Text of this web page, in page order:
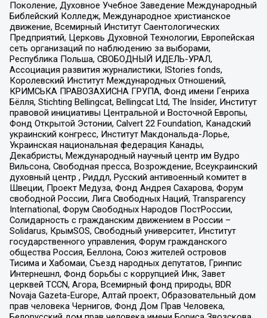
Поколение, Духовное Учебное Заведение Международный
Библейский Колледж, Международное христианское
движение, Всемирный Институт Саентологических
Предприятий, Церковь Духовной Технологии, Европейская
сеть организаций по наблюдению за выборами,
Республика Польша, СВОБОДНЫЙ ИДЕЛЬ-УРАЛ,
Ассоциация развития журналистики, IStories fonds,
Королевский Институт Международных Отношений,
КРИМСЬКА ПРАВОЗАХИСНА ГРУПА, Фонд имени Генриха
Бёлля, Stichting Bellingcat, Bellingcat Ltd, The Insider, Институт
правовой инициативы Центральной и Восточной Европы,
Фонд Открытой Эстонии, Calvert 22 Foundation, Канадский
украинский конгресс, Институт Макдональда-Лорье,
Украинская национальная федерация Канады,
Декабристы, Международный научный центр им Вудро
Вильсона, Свободная пресса, Возрождение, Всеукраинский
духовный центр , Риддл, Русский антивоенный комитет в
Швеции, Проект Медуза, Фонд Андрея Сахарова, Форум
свободной России, Лига Свободных Наций, Transparеncy
International, Форум Свободных Народов ПостРоссии,
Солидарность с гражданским движением в России –
Solidarus, КрымSOS, Свободный университет, Институт
государственного управления, Форум гражданского
общества Россия, Беллона, Союз жителей островов
Тисима и Хабомаи, Съезд народных депутатов, Гринпис
Интернешнл, Фонд борьбы с коррупцией Инк, Завет
церквей TCCN, Агора, Всемирный фонд природы, BDR
Novaja Gazeta-Europe, Алтай проект, Образовательный дом
прав человека Чернигов, Фонд Дом Прав Человека,